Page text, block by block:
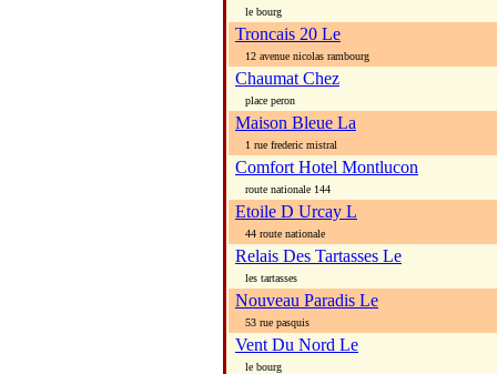
le bourg
Troncais 20 Le
12 avenue nicolas rambourg
Chaumat Chez
place peron
Maison Bleue La
1 rue frederic mistral
Comfort Hotel Montlucon
route nationale 144
Etoile D Urcay L
44 route nationale
Relais Des Tartasses Le
les tartasses
Nouveau Paradis Le
53 rue pasquis
Vent Du Nord Le
le bourg